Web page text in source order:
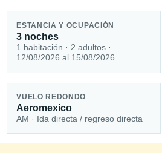
ESTANCIA Y OCUPACIÓN
3 noches
1 habitación · 2 adultos ·
12/08/2026 al 15/08/2026
VUELO REDONDO
Aeromexico
AM · Ida directa / regreso directa